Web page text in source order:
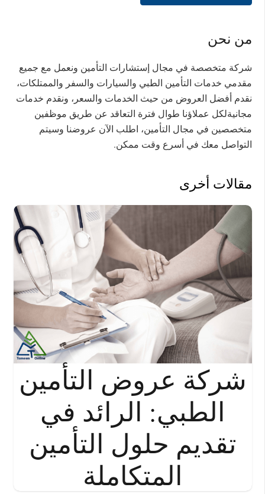
من نحن
شركة متخصصة في مجال إستشارات التأمين ونعمل مع جميع
مقدمي خدمات التأمين الطبي والسيارات والسفر والممتلكات،
نقدم أفضل العروض من حيث الخدمات والسعر، ونقدم خدمات
مجانيةلكل عملاؤنا طوال فترة التعاقد عن طريق موظفين
متخصصين في مجال التأمين، اطلب الآن عروضنا وسيتم
التواصل معك في أسرع وقت ممكن.
مقالات أخرى
شركة عروض التأمين
الطبي: الرائد في
تقديم حلول التأمين
المتكاملة